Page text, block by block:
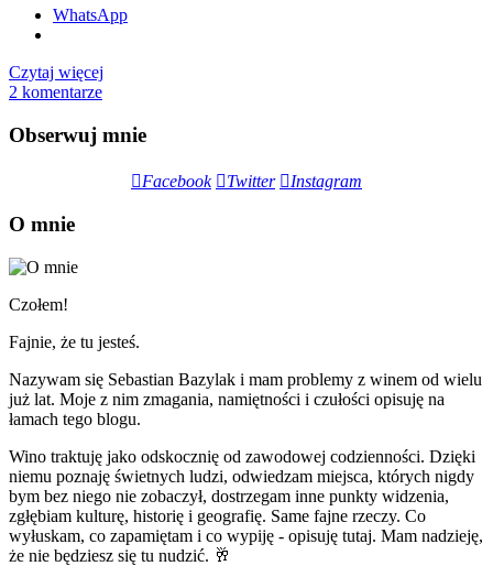
WhatsApp
Czytaj więcej
2 komentarze
Obserwuj mnie
Facebook Twitter Instagram
O mnie
Czołem!
Fajnie, że tu jesteś.
Nazywam się Sebastian Bazylak i mam problemy z winem od wielu
już lat. Moje z nim zmagania, namiętności i czułości opisuję na
łamach tego blogu.
Wino traktuję jako odskocznię od zawodowej codzienności. Dzięki
niemu poznaję świetnych ludzi, odwiedzam miejsca, których nigdy
bym bez niego nie zobaczył, dostrzegam inne punkty widzenia,
zgłębiam kulturę, historię i geografię. Same fajne rzeczy. Co
wyłuskam, co zapamiętam i co wypiję - opisuję tutaj. Mam nadzieję,
że nie będziesz się tu nudzić. 🥂